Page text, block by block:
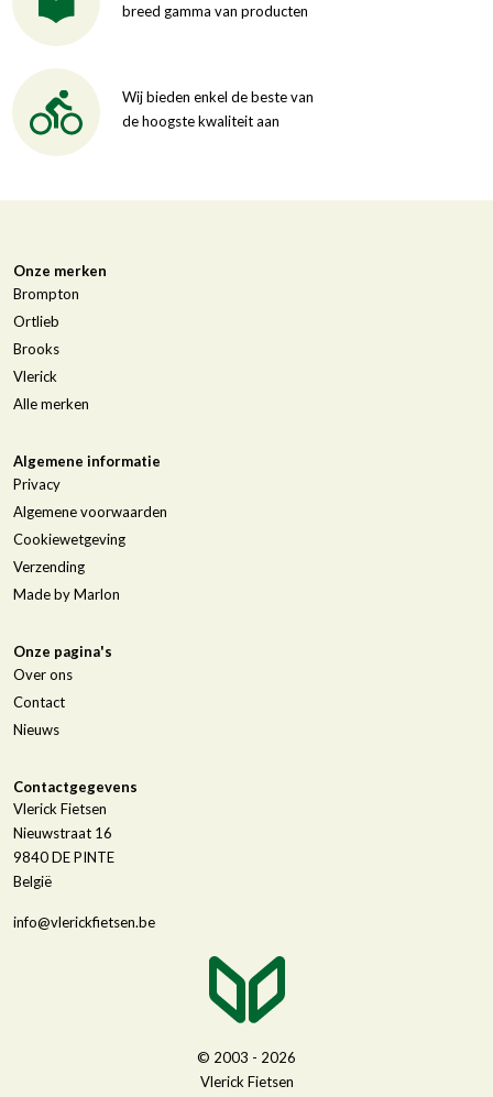
breed gamma van producten
Wij bieden enkel de beste van
de hoogste kwaliteit aan
Onze merken
Brompton
Ortlieb
Brooks
Vlerick
Alle merken
Algemene informatie
Privacy
Algemene voorwaarden
Cookiewetgeving
Verzending
Made by Marlon
Onze pagina's
Over ons
Contact
Nieuws
Contactgegevens
Vlerick Fietsen
Nieuwstraat 16
9840DE PINTE
België
info@vlerickfietsen.be
© 2003 - 2026
Vlerick Fietsen